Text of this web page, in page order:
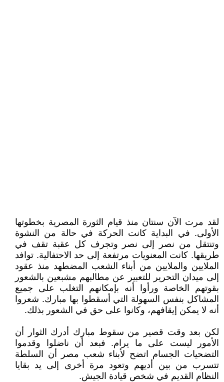
لقد مرت الآن سنتان منذ قيام الثورة المصرية بخطوتها
الأولى. في البداية كانت الحركة في حالة من النشوة
وتنتقل من نصر إلى نصر وتجرف كل عقبة تقف في
طريقها. كانت المعنويات مرتفعة إلى حد الاحتفالية. توافد
الملايين والملايين من أبناء الشعب المضطهد منذ عقود
إلى ميدان التحرير للتعبير عن مطالبهم مشبعين بالشعور
بقوتهم الخاصة ورأوا أنه بإمكانهم التغلب على جميع
المشاكل بنفس السهولة التي أسقطوا بها مبارك. شعروا
أنه لا يمكن إيقافهم، وكانوا على حق في الشعور بذلك.
لكن بعد وقت قصير من سقوط مبارك أدرك الثوار أن
الأمور ليست على ما يرام. فبعد أن ناضلوا وقدموا
التضحيات الجسام اتضح لأبناء شعب مصر أن السلطة
تتسرب من بين أديهم وتعود مرة أخرى إلى يد بقايا
النظام القديم في شخص قيادة الجيش.